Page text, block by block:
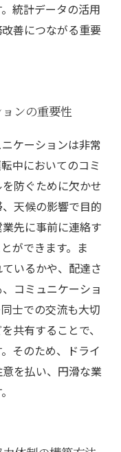
統計データの活用
善につながる重要
ンの重要性
ケーションは非常
中においてのコミ
防ぐために欠かせ
天候の影響で目的
先に事前に連絡す
ができます。ま
いるかや、配達さ
コミュニケーショ
士での交流も大切
共有することで、
そのため、ドライ
を払い、円滑な業